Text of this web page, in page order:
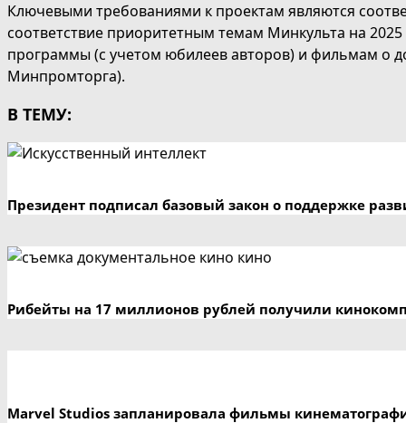
Ключевыми требованиями к проектам являются
соответствие приоритетным темам Минкульта на
программы (с учетом юбилеев авторов) и фильмам о
Минпромторга).
В ТЕМУ:
Президент подписал базовый закон о поддержке
Рибейты на 17 миллионов рублей получили
Marvel Studios запланировала фильмы